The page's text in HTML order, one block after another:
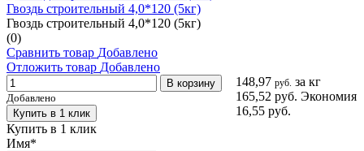
Гвоздь строительный 4,0*120 (5кг)
Гвоздь строительный 4,0*120 (5кг)
(0)
Сравнить товар Добавлено
Отложить товар Добавлено
148,97 руб. за кг
165,52 руб. Экономия
16,55 руб.
В корзину
Добавлено
Купить в 1 клик
Купить в 1 клик
Имя*